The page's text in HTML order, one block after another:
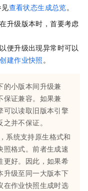
查看状态生成总览。
升级版本时，首要考虑
便升级出现异常时可以
建作业快照 。
的小版本间升级兼
保证兼容。如果兼
可以读取旧版本引擎
并不保证。
系统支持原生格式和
照格式。前者生成速
更好。因此，如果希
升级至同一大版本下
在作业快照生成时选